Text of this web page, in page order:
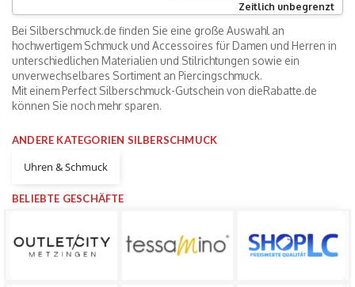
Zeitlich unbegrenzt
Bei Silberschmuck.de finden Sie eine große Auswahl an
hochwertigem Schmuck und Accessoires für Damen und Herren in
unterschiedlichen Materialien und Stilrichtungen sowie ein
unverwechselbares Sortiment an Piercingschmuck.
Mit einem Perfect Silberschmuck-Gutschein von dieRabatte.de
können Sie noch mehr sparen.
ANDERE KATEGORIEN SILBERSCHMUCK
Uhren & Schmuck
BELIEBTE GESCHÄFTE